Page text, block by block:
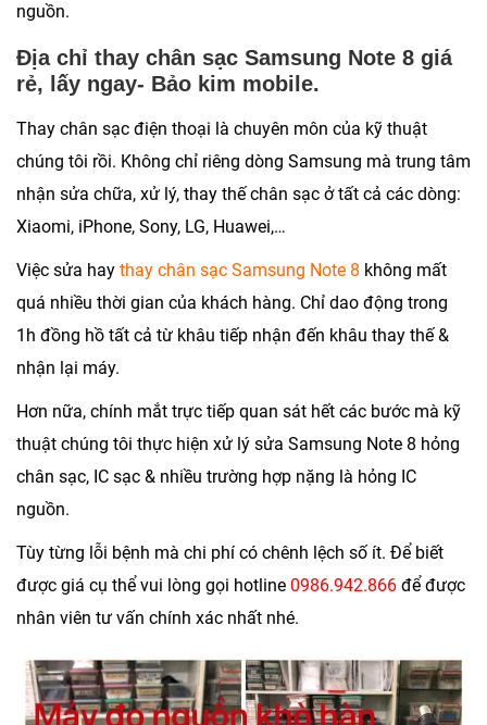
nguồn.
Địa chỉ thay chân sạc Samsung Note 8 giá
rẻ, lấy ngay- Bảo kim mobile.
Thay chân sạc điện thoại là chuyên môn của kỹ thuật
chúng tôi rồi. Không chỉ riêng dòng Samsung mà trung tâm
nhận sửa chữa, xử lý, thay thế chân sạc ở tất cả các dòng:
Xiaomi, iPhone, Sony, LG, Huawei,…
Việc sửa hay thay chân sạc Samsung Note 8 không mất
quá nhiều thời gian của khách hàng. Chỉ dao động trong
1h đồng hồ tất cả từ khâu tiếp nhận đến khâu thay thế &
nhận lại máy.
Hơn nữa, chính mắt trực tiếp quan sát hết các bước mà kỹ
thuật chúng tôi thực hiện xử lý sửa Samsung Note 8 hỏng
chân sạc, IC sạc & nhiều trường hợp nặng là hỏng IC
nguồn.
Tùy từng lỗi bệnh mà chi phí có chênh lệch số ít. Để biết
được giá cụ thể vui lòng gọi hotline 0986.942.866 để được
nhân viên tư vấn chính xác nhất nhé.